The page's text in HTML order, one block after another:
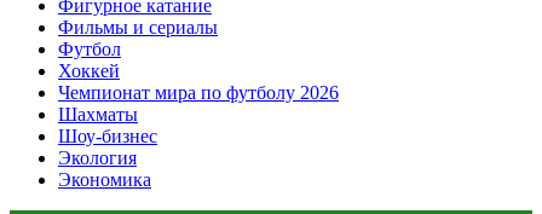
Фигурное катание
Фильмы и сериалы
Футбол
Хоккей
Чемпионат мира по футболу 2026
Шахматы
Шоу-бизнес
Экология
Экономика